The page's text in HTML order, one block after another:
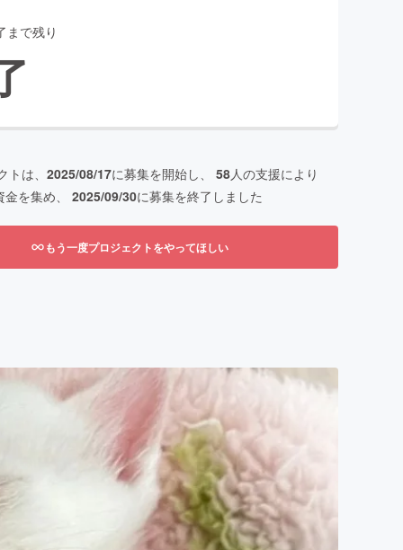
まで残り
は、 2025/08/17に募集を開始し、 58人の支援により
を集め、 2025/09/30に募集を終了しました
もう一度プロジェクトをやってほしい